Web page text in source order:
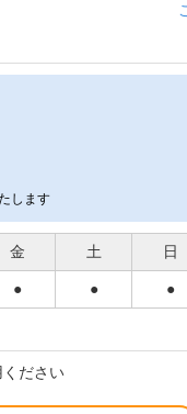
します
金 土 日
● ● ●
ださい